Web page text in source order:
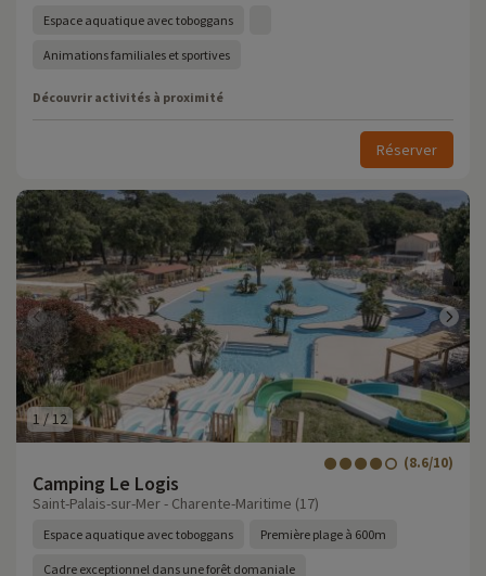
Espace aquatique avec toboggans
Animations familiales et sportives
Découvrir activités à proximité
Réserver
1 /12
Camping Le Logis
(8.6/10)
Saint-Palais-sur-Mer - Charente-Maritime (17)
Espace aquatique avec toboggans Première plage à 600m
Cadre exceptionnel dans une forêt domaniale